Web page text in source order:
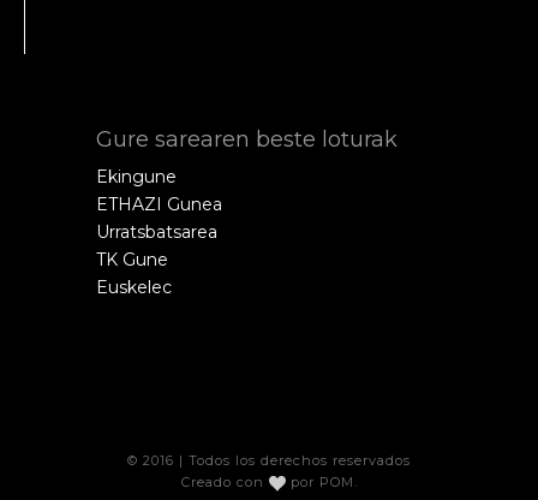
Gure sarearen beste loturak
Ekingune
ETHAZI Gunea
Urratsbatsarea
TK Gune
Euskelec
© 2016 | Todos los derechos reservados
Creado con
por POM